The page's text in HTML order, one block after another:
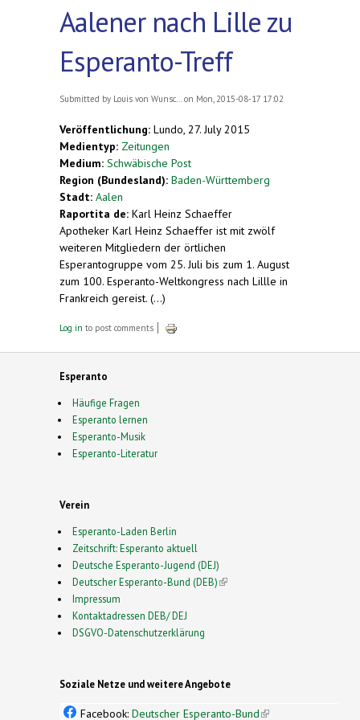
Aalener nach Lille zu
Esperanto-Treff
Submitted by Louis von Wunsc... on Mon, 2015-08-17 17:02
Veröffentlichung: Lundo, 27. July 2015
Medientyp: Zeitungen
Medium: Schwäbische Post
Region (Bundesland): Baden-Württemberg
Stadt: Aalen
Raportita de: Karl Heinz Schaeffer
Apotheker Karl Heinz Schaeffer ist mit zwölf
weiteren Mitgliedern der örtlichen
Esperantogruppe vom 25. Juli bis zum 1. August
zum 100. Esperanto-Weltkongress nach Lillle in
Frankreich gereist. (...)
Log in to post comments
Esperanto
Häufige Fragen
Esperanto lernen
Esperanto-Musik
Esperanto-Literatur
Verein
Esperanto-Laden Berlin
Zeitschrift: Esperanto aktuell
Deutsche Esperanto-Jugend (DEJ)
Deutscher Esperanto-Bund (DEB)(link is external)
Impressum
Kontaktadressen DEB/ DEJ
DSGVO-Datenschutzerklärung
Soziale Netze und weitere Angebote
Facebook: Deutscher Esperanto-Bund(link is